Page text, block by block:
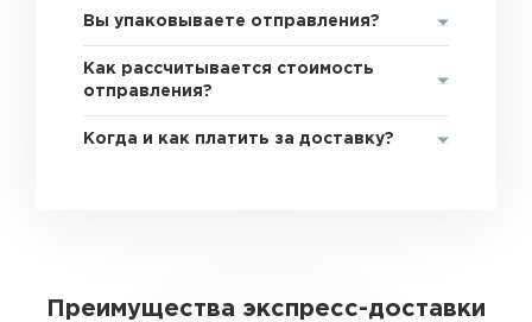
Вы упаковываете отправления?
Как рассчитывается стоимость
отправления?
Когда и как платить за доставку?
Преимущества экспресс-доставки